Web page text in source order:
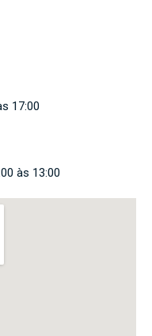
17:00
às 13:00